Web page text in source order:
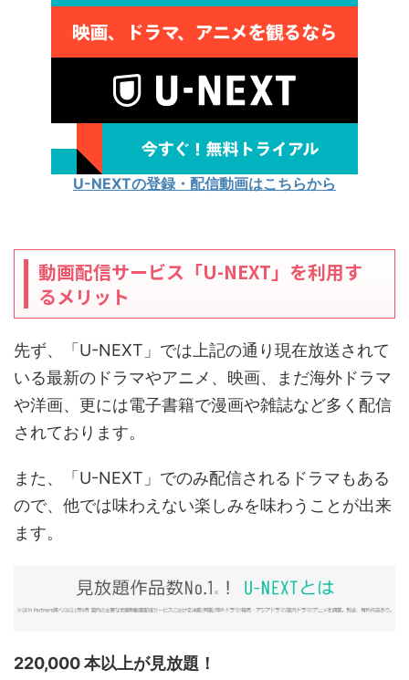
U-NEXTの登録・配信動画はこちらから
動画配信サービス「U-NEXT」を利用す
るメリット
先ず、「U-NEXT」では上記の通り現在放送されて
いる最新のドラマやアニメ、映画、まだ海外ドラマ
や洋画、更には電子書籍で漫画や雑誌など多く配信
されております。
また、「U-NEXT」でのみ配信されるドラマもある
ので、他では味わえない楽しみを味わうことが出来
ます。
220,000 本以上が見放題！